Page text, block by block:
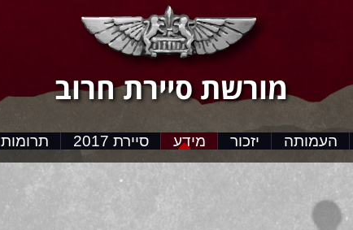
מורשת סיירת חרוב
העמותה יזכור מידע סיירת 2017 תרומות